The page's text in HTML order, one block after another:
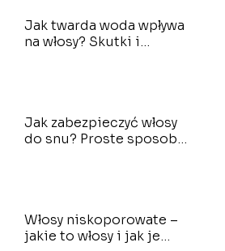
Jak twarda woda wpływa
na włosy? Skutki i
Jak zabezpieczyć włosy
do snu? Proste sposoby
Włosy niskoporowate –
jakie to włosy i jak je